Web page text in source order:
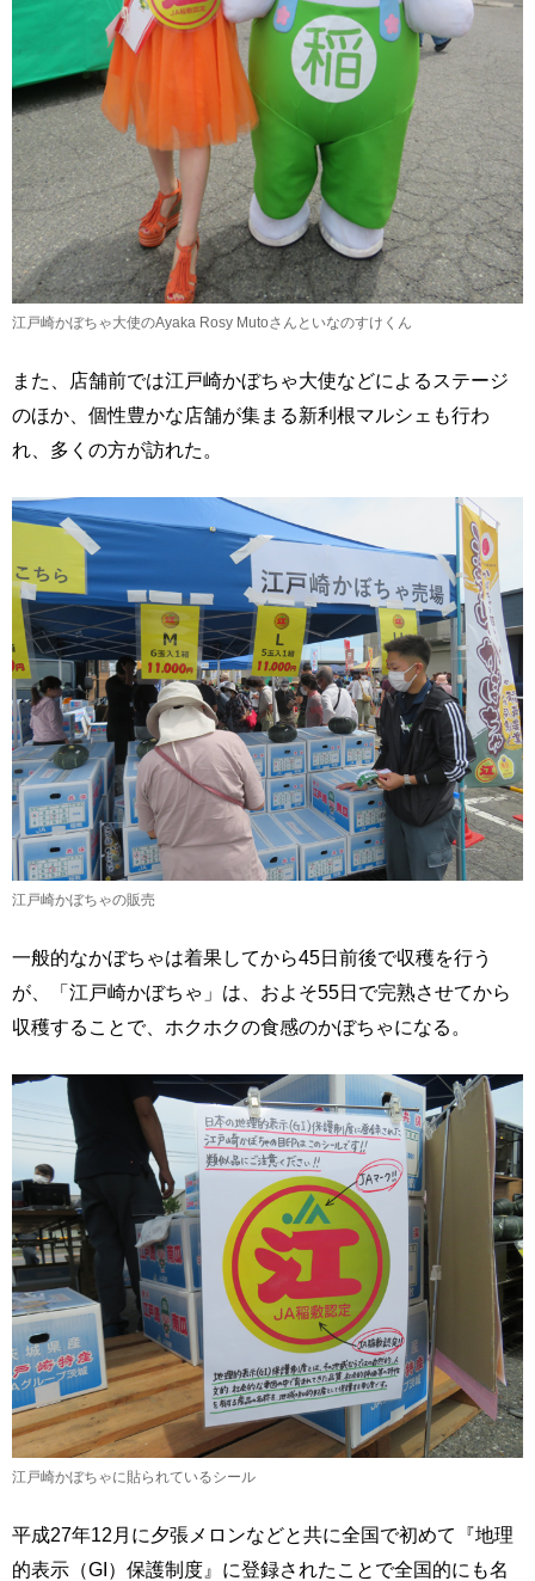
江戸崎かぼちゃ大使のAyaka Rosy Mutoさんといなのすけくん
また、店舗前では江戸崎かぼちゃ大使などによるステージ
のほか、個性豊かな店舗が集まる新利根マルシェも行わ
れ、多くの方が訪れた。
江戸崎かぼちゃの販売
一般的なかぼちゃは着果してから45日前後で収穫を行う
が、「江戸崎かぼちゃ」は、およそ55日で完熟させてから
収穫することで、ホクホクの食感のかぼちゃになる。
江戸崎かぼちゃに貼られているシール
平成27年12月に夕張メロンなどと共に全国で初めて『地理
的表示（GI）保護制度』に登録されたことで全国的にも名